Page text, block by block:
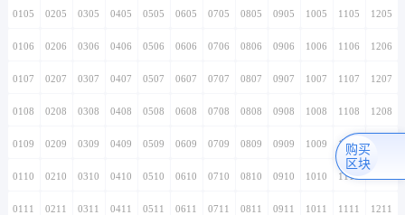
0105 0205 0305 0405 0505 0605 0705 0805 0905 1005 1105 1205
0106 0206 0306 0406 0506 0606 0706 0806 0906 1006 1106 1206
0107 0207 0307 0407 0507 0607 0707 0807 0907 1007 1107 1207
0108 0208 0308 0408 0508 0608 0708 0808 0908 1008 1108 1208
0109 0209 0309 0409 0509 0609 0709 0809 0909 1009 1109
0110 0210 0310 0410 0510 0610 0710 0810 0910 1010 1110
0111 0211 0311 0411 0511 0611 0711 0811 0911 1011 1111 1211
购买
区块